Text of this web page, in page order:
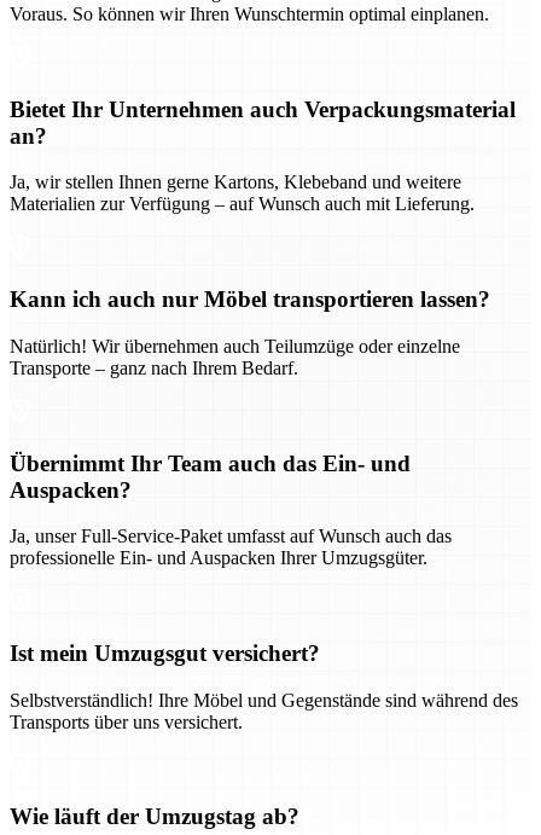
Voraus. So können wir Ihren Wunschtermin optimal einplanen.
Bietet Ihr Unternehmen auch Verpackungsmaterial
an?
Ja, wir stellen Ihnen gerne Kartons, Klebeband und weitere
Materialien zur Verfügung – auf Wunsch auch mit Lieferung.
Kann ich auch nur Möbel transportieren lassen?
Natürlich! Wir übernehmen auch Teilumzüge oder einzelne
Transporte – ganz nach Ihrem Bedarf.
Übernimmt Ihr Team auch das Ein- und
Auspacken?
Ja, unser Full-Service-Paket umfasst auf Wunsch auch das
professionelle Ein- und Auspacken Ihrer Umzugsgüter.
Ist mein Umzugsgut versichert?
Selbstverständlich! Ihre Möbel und Gegenstände sind während des
Transports über uns versichert.
Wie läuft der Umzugstag ab?